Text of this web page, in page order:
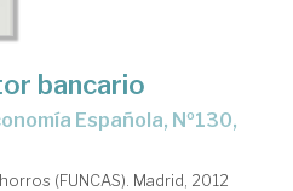
bancario
(FUNCAS). Madrid, 2012